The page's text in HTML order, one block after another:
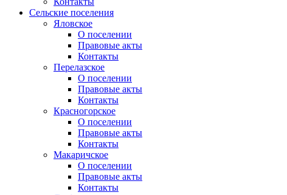
Сельские поселения
Яловское
О поселении
Правовые акты
Контакты
Перелазское
О поселении
Правовые акты
Контакты
Красногорское
О поселении
Правовые акты
Контакты
Макаричское
О поселении
Правовые акты
Контакты